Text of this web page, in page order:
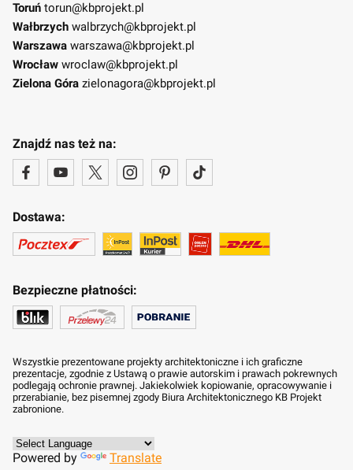
Toruń torun@kbprojekt.pl
Wałbrzych walbrzych@kbprojekt.pl
Warszawa warszawa@kbprojekt.pl
Wrocław wroclaw@kbprojekt.pl
Zielona Góra zielonagora@kbprojekt.pl
Znajdź nas też na:
Dostawa:
Bezpieczne płatności:
Wszystkie prezentowane projekty architektoniczne i ich graficzne
prezentacje, zgodnie z Ustawą o prawie autorskim i prawach pokrewnych
podlegają ochronie prawnej. Jakiekolwiek kopiowanie, opracowywanie i
przerabianie, bez pisemnej zgody Biura Architektonicznego KB Projekt
zabronione.
Powered by Translate